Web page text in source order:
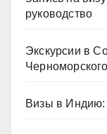
руководство
Экскурсии в
Визы в Индию: